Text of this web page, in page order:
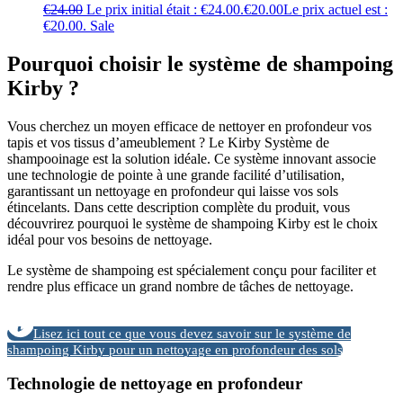
€24.00 Le prix initial était : €24.00.€20.00Le prix actuel est :
€20.00. Sale
Pourquoi choisir le système de shampoing
Kirby ?
Vous cherchez un moyen efficace de nettoyer en profondeur vos
tapis et vos tissus d’ameublement ? Le Kirby Système de
shampooinage est la solution idéale. Ce système innovant associe
une technologie de pointe à une grande facilité d’utilisation,
garantissant un nettoyage en profondeur qui laisse vos sols
étincelants. Dans cette description complète du produit, vous
découvrirez pourquoi le système de shampoing Kirby est le choix
idéal pour vos besoins de nettoyage.
Le système de shampoing est spécialement conçu pour faciliter et
rendre plus efficace un grand nombre de tâches de nettoyage.
Lisez ici tout ce que vous devez savoir sur le système de
shampoing Kirby pour un nettoyage en profondeur des sols
Technologie de nettoyage en profondeur